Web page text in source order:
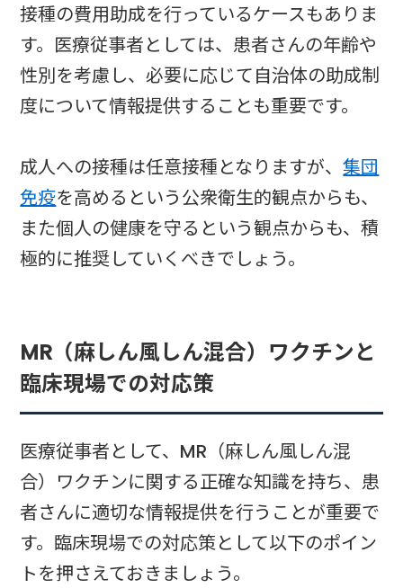
接種の費用助成を行っているケースもありま
す。医療従事者としては、患者さんの年齢や
性別を考慮し、必要に応じて自治体の助成制
度について情報提供することも重要です。
成人への接種は任意接種となりますが、集団
免疫を高めるという公衆衛生的観点からも、
また個人の健康を守るという観点からも、積
極的に推奨していくべきでしょう。
MR（麻しん風しん混合）ワクチンと
臨床現場での対応策
医療従事者として、MR（麻しん風しん混
合）ワクチンに関する正確な知識を持ち、患
者さんに適切な情報提供を行うことが重要で
す。臨床現場での対応策として以下のポイン
トを押さえておきましょう。